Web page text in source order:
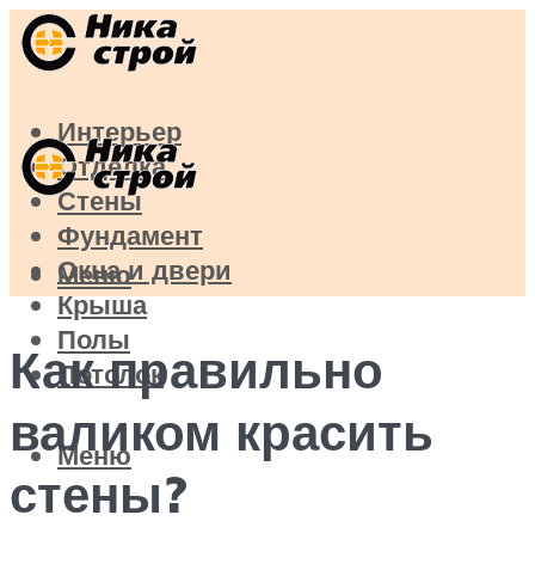
Интерьер
Отделка
Стены
Фундамент
Окна и двери
Крыша
Полы
Потолок
Меню
Меню
Как правильно
валиком красить
стены?